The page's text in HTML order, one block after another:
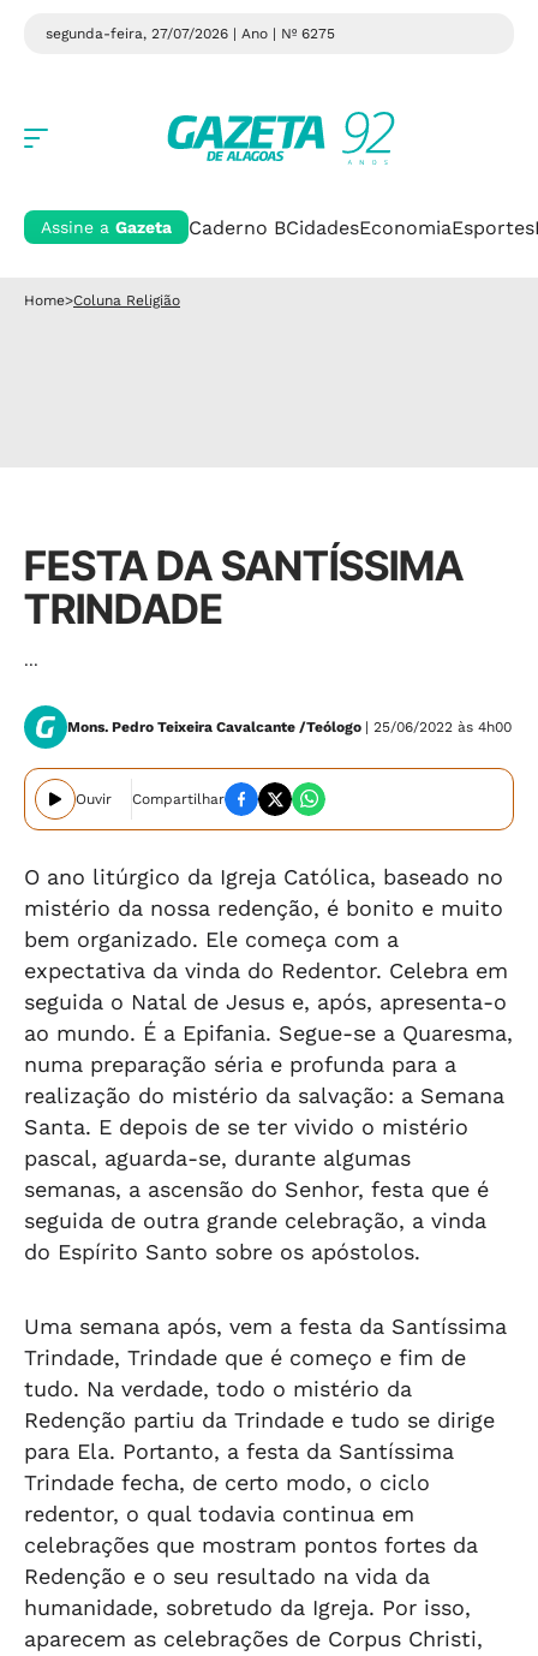
segunda-feira, 27/07/2026 | Ano | Nº 6275
Assine a Gazeta Caderno BCidadesEconomiaEsportes
Home>Coluna Religião
FESTA DA SANTÍSSIMA
TRINDADE
...
Mons. Pedro Teixeira Cavalcante /Teólogo | 25/06/2022 às 4h00
Ouvir Compartilhar
O ano litúrgico da Igreja Católica, baseado no
mistério da nossa redenção, é bonito e muito
bem organizado. Ele começa com a
expectativa da vinda do Redentor. Celebra em
seguida o Natal de Jesus e, após, apresenta-o
ao mundo. É a Epifania. Segue-se a Quaresma,
numa preparação séria e profunda para a
realização do mistério da salvação: a Semana
Santa. E depois de se ter vivido o mistério
pascal, aguarda-se, durante algumas
semanas, a ascensão do Senhor, festa que é
seguida de outra grande celebração, a vinda
do Espírito Santo sobre os apóstolos.
Uma semana após, vem a festa da Santíssima
Trindade, Trindade que é começo e fim de
tudo. Na verdade, todo o mistério da
Redenção partiu da Trindade e tudo se dirige
para Ela. Portanto, a festa da Santíssima
Trindade fecha, de certo modo, o ciclo
redentor, o qual todavia continua em
celebrações que mostram pontos fortes da
Redenção e o seu resultado na vida da
humanidade, sobretudo da Igreja. Por isso,
aparecem as celebrações de Corpus Christi,